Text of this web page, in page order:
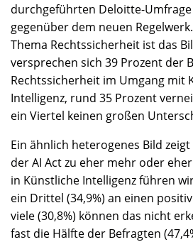
durchgeführten Deloitte-Umfrage
gegenüber dem neuen
Thema Rechtssicherheit ist das
versprechen sich 39 Prozent der
Rechtssicherheit im Umgang mit
Intelligenz, rund 35 Prozent
ein Viertel keinen großen
Ein ähnlich heterogenes Bild
der AI Act zu eher mehr oder
in Künstliche Intelligenz führen
ein Drittel (34,9%) an einen
viele (30,8%) können das nicht
fast die Hälfte der Befragten